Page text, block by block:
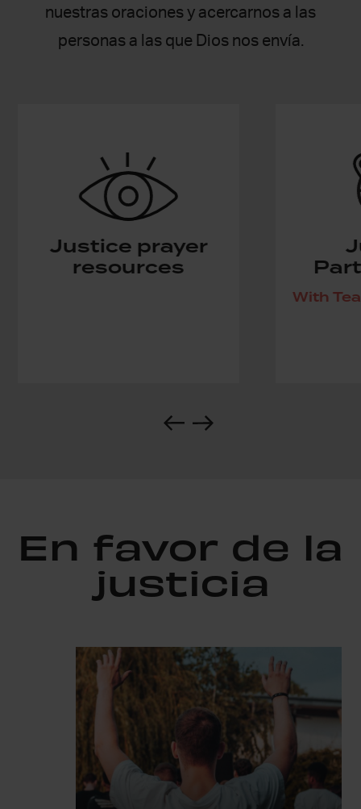
nuestras oraciones y acercarnos a las
personas a las que Dios nos envía.
Justice prayer
resources
With
En favor de la
justicia